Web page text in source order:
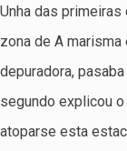
Unha das
zona de A
depuradora,
segundo explicou
atoparse esta